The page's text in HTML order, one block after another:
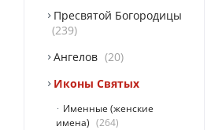
Пресвятой Богородицы
239
Ангелов
20
Иконы Святых
Именные (женские
имена)
264